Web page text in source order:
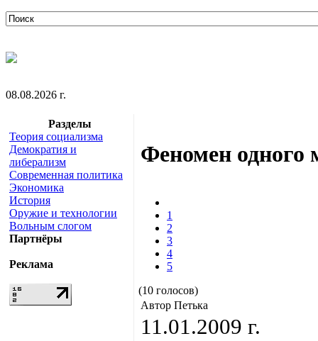
08.08.2026 г.
Разделы
Теория социализма
Демократия и
либерализм
Современная политика
Экономика
История
Оружие и технологии
Вольным слогом
Партнёры
Реклама
Феномен одного
1
2
3
4
5
(10 голосов)
Автор Петька
11.01.2009 г.